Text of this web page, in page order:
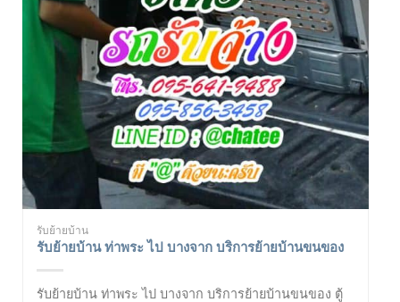
รับย้ายบ้าน
รับย้ายบ้าน ท่าพระ ไป บางจาก บริการย้ายบ้านขนของ
รับย้ายบ้าน ท่าพระ ไป บางจาก บริการย้ายบ้านขนของ ตู้